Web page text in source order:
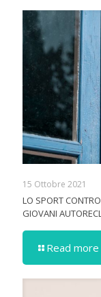
15 Ottobre 2021
LO SPORT
GIOVANI
Read more